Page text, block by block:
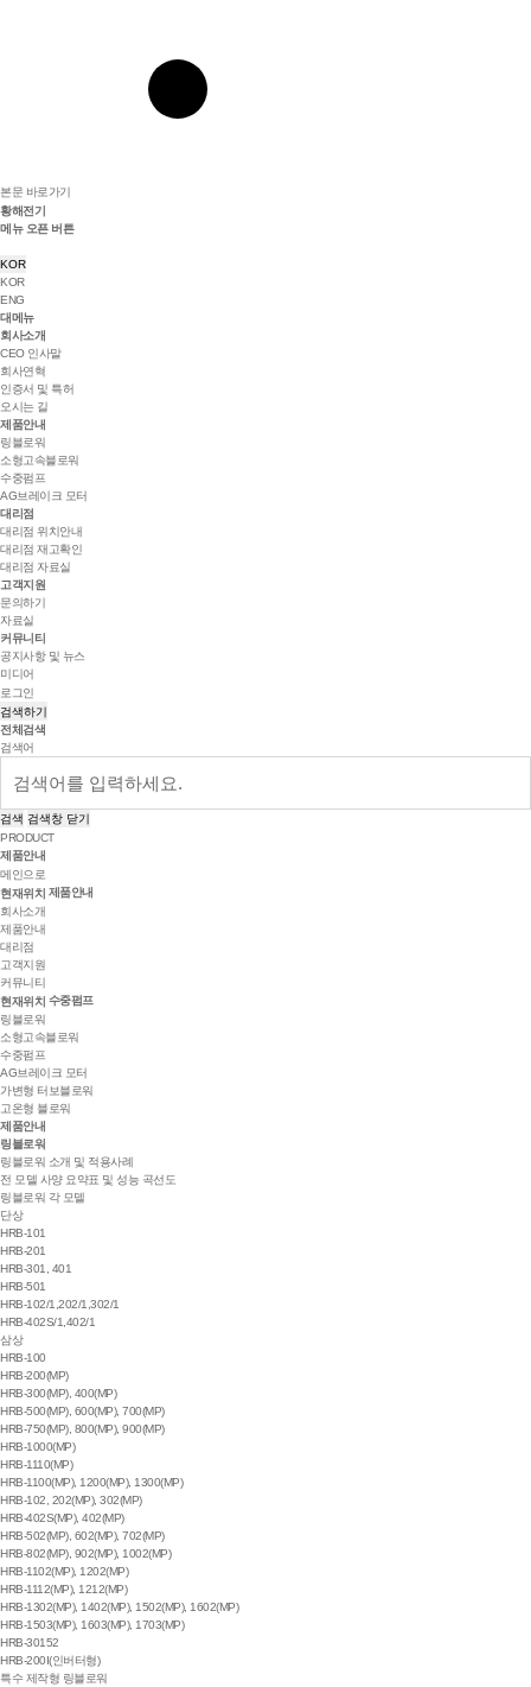
본문 바로가기
황해전기
메뉴 오픈 버튼
KOR
KOR
ENG
대메뉴
회사소개
CEO 인사말
회사연혁
인증서 및 특허
오시는 길
제품안내
링블로워
소형고속블로워
수중펌프
AG브레이크 모터
대리점
대리점 위치안내
대리점 재고확인
대리점 자료실
고객지원
문의하기
자료실
커뮤니티
공지사항 및 뉴스
미디어
로그인
검색하기
전체검색
검색어
검색 검색창 닫기
PRODUCT
제품안내
메인으로
현재위치 제품안내
회사소개
제품안내
대리점
고객지원
커뮤니티
현재위치 수중펌프
링블로워
소형고속블로워
수중펌프
AG브레이크 모터
가변형 터보블로워
고온형 블로워
제품안내
링블로워
링블로워 소개 및 적용사례
전 모델 사양 요약표 및 성능 곡선도
링블로워 각 모델
단상
HRB-101
HRB-201
HRB-301, 401
HRB-501
HRB-102/1,202/1,302/1
HRB-402S/1,402/1
삼상
HRB-100
HRB-200(MP)
HRB-300(MP), 400(MP)
HRB-500(MP), 600(MP), 700(MP)
HRB-750(MP), 800(MP), 900(MP)
HRB-1000(MP)
HRB-1110(MP)
HRB-1100(MP), 1200(MP), 1300(MP)
HRB-102, 202(MP), 302(MP)
HRB-402S(MP), 402(MP)
HRB-502(MP), 602(MP), 702(MP)
HRB-802(MP), 902(MP), 1002(MP)
HRB-1102(MP), 1202(MP)
HRB-1112(MP), 1212(MP)
HRB-1302(MP), 1402(MP), 1502(MP), 1602(MP)
HRB-1503(MP), 1603(MP), 1703(MP)
HRB-30152
HRB-200I(인버터형)
특수 제작형 링블로워